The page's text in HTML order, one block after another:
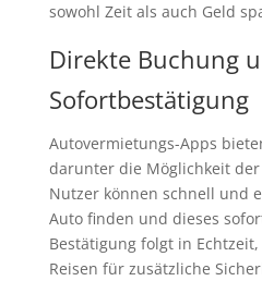
sowohl Zeit als auch Geld
Direkte Buchung
Sofortbestätigung
Autovermietungs-Apps
darunter die Möglichkeit
Nutzer können schnell und
Auto finden und dieses
Bestätigung folgt in
Reisen für zusätzliche